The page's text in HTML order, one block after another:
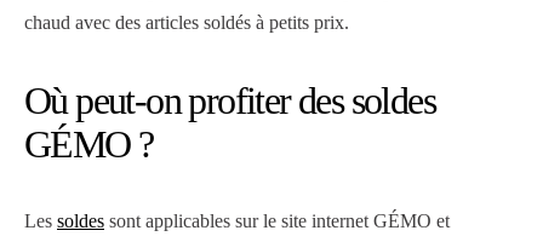
chaud avec des articles soldés à petits prix.
Où peut-on profiter des soldes
GÉMO ?
Les soldes sont applicables sur le site internet GÉMO et